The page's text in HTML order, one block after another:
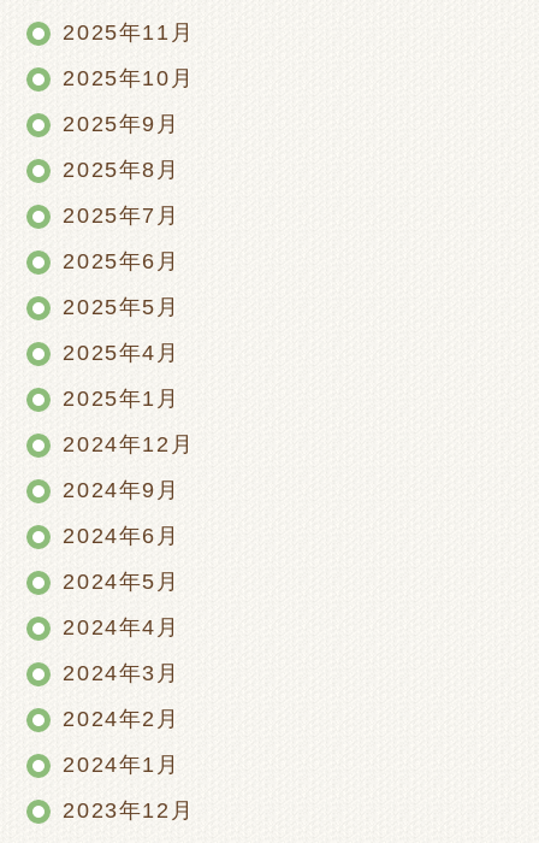
2025年11月
2025年10月
2025年9月
2025年8月
2025年7月
2025年6月
2025年5月
2025年4月
2025年1月
2024年12月
2024年9月
2024年6月
2024年5月
2024年4月
2024年3月
2024年2月
2024年1月
2023年12月